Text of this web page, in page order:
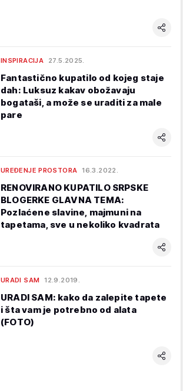
INSPIRACIJA 27.5.2025.
Fantastično kupatilo od kojeg staje
dah: Luksuz kakav obožavaju
bogataši, a može se uraditi za male
pare
UREĐENJE PROSTORA 16.3.2022.
RENOVIRANO KUPATILO SRPSKE
BLOGERKE GLAVNA TEMA:
Pozlaćene slavine, majmuni na
tapetama, sve u nekoliko kvadrata
URADI SAM 12.9.2019.
URADI SAM: kako da zalepite tapete
i šta vam je potrebno od alata
(FOTO)